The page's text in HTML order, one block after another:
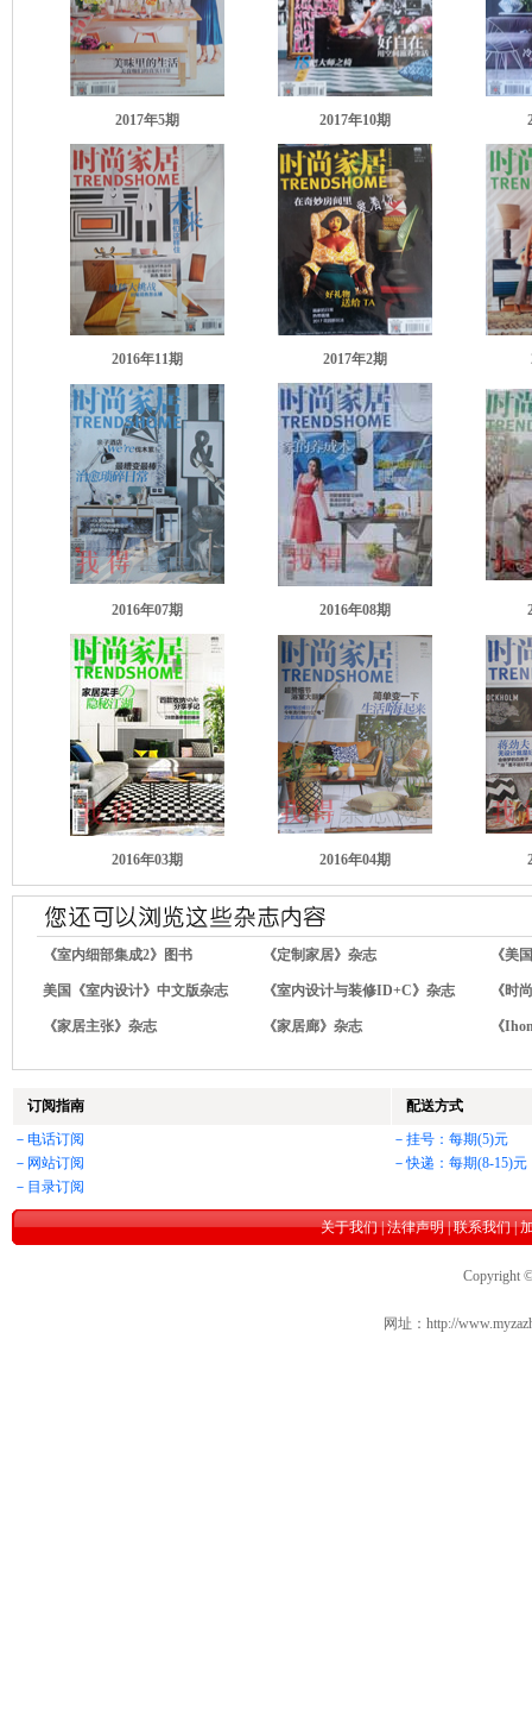
2017年5期 2017年10期
2016年11期 2017年2期
2016年07期 2016年08期
2016年03期 2016年04期
《室内细部集成2》图书 《定制家居》杂志 《美
美国《室内设计》中文版杂志 《室内设计与装修ID+C》杂志 《时
《家居主张》杂志 《家居廊》杂志 《